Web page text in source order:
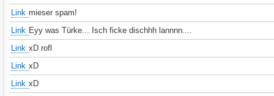
Link mieser spam!
Link Eyy was Türke... Isch ficke dischhh lannnn....
Link xD rofl
Link xD
Link xD